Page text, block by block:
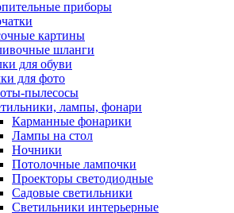
приборы
картины
шланги
для обуви
для фото
пылесосы
лампы, фонари
Карманные фонарики
Лампы на стол
Ночники
Потолочные лампочки
Проекторы светодиодные
Садовые светильники
Светильники интерьерные